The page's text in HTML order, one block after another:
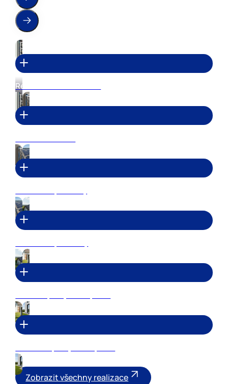
Revize elektroinstalace
Zobrazit všechny realizace